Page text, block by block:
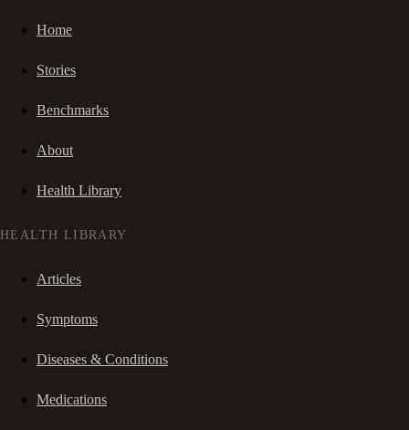
Home
Stories
Benchmarks
About
Health Library
HEALTH LIBRARY
Articles
Symptoms
Diseases & Conditions
Medications